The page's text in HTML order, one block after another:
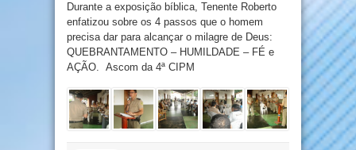
Durante a exposição bíblica, Tenente Roberto
enfatizou sobre os 4 passos que o homem
precisa dar para alcançar o milagre de Deus:
QUEBRANTAMENTO – HUMILDADE – FÉ e
AÇÃO. Ascom da 4ª CIPM